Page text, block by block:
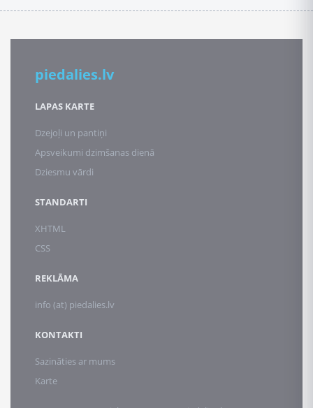
piedalies.lv
LAPAS KARTE
Dzejoļi un pantiņi
Apsveikumi dzimšanas dienā
Dziesmu vārdi
STANDARTI
XHTML
CSS
REKLĀMA
info (at) piedalies.lv
KONTAKTI
Sazināties ar mums
Karte